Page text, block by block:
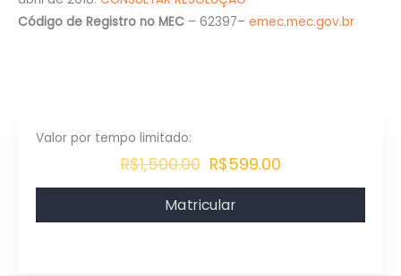
Código de Registro no MEC – 62397– emec.mec.gov.br
R$1,500.00 R$599.00
Matricular